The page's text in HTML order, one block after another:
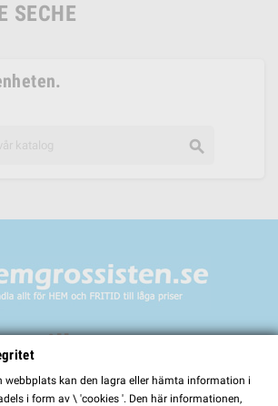
SECHE
search
till
webbplats kan den lagra eller hämta information i
i form av \ 'cookies '. Den här informationen,